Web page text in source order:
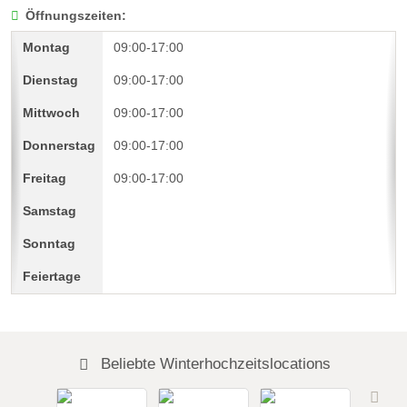
Öffnungszeiten:
09:00-17:00
09:00-17:00
09:00-17:00
09:00-17:00
09:00-17:00
Beliebte Winterhochzeitslocations